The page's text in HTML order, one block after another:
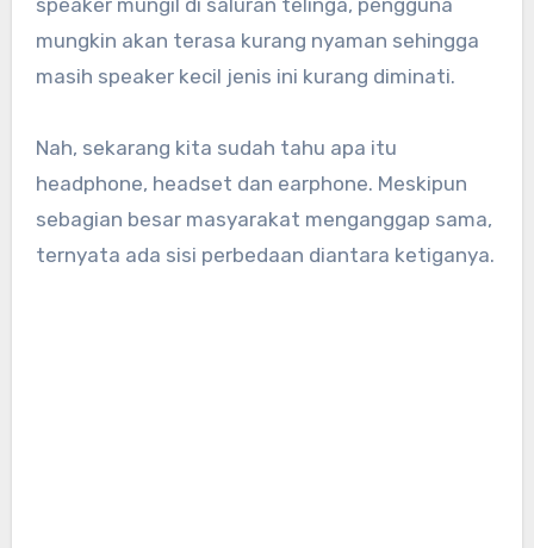
speaker mungil di saluran telinga, pengguna
mungkin akan terasa kurang nyaman sehingga
masih speaker kecil jenis ini kurang diminati.
Nah, sekarang kita sudah tahu apa itu
headphone, headset dan earphone. Meskipun
sebagian besar masyarakat menganggap sama,
ternyata ada sisi perbedaan diantara ketiganya.